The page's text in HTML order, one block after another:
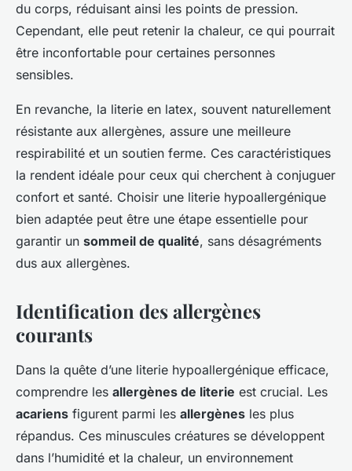
du corps, réduisant ainsi les points de pression.
Cependant, elle peut retenir la chaleur, ce qui pourrait
être inconfortable pour certaines personnes
sensibles.
En revanche, la literie en latex, souvent naturellement
résistante aux allergènes, assure une meilleure
respirabilité et un soutien ferme. Ces caractéristiques
la rendent idéale pour ceux qui cherchent à conjuguer
confort et santé. Choisir une literie hypoallergénique
bien adaptée peut être une étape essentielle pour
garantir un sommeil de qualité, sans désagréments
dus aux allergènes.
Identification des allergènes
courants
Dans la quête d’une literie hypoallergénique efficace,
comprendre les allergènes de literie est crucial. Les
acariens figurent parmi les allergènes les plus
répandus. Ces minuscules créatures se développent
dans l’humidité et la chaleur, un environnement